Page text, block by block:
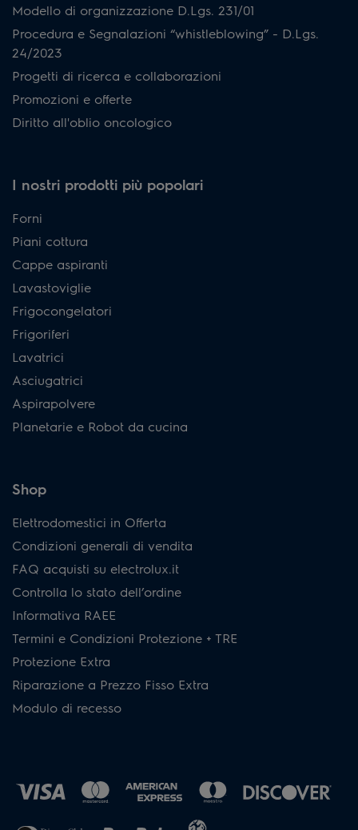
Modello di organizzazione D.Lgs. 231/01
Procedura e Segnalazioni “whistleblowing” - D.Lgs.
24/2023
Progetti di ricerca e collaborazioni
Promozioni e offerte
Diritto all'oblio oncologico
I nostri prodotti più popolari
Forni
Piani cottura
Cappe aspiranti
Lavastoviglie
Frigocongelatori
Frigoriferi
Lavatrici
Asciugatrici
Aspirapolvere
Planetarie e Robot da cucina
Shop
Elettrodomestici in Offerta
Condizioni generali di vendita
FAQ acquisti su electrolux.it
Controlla lo stato dell’ordine
Informativa RAEE
Termini e Condizioni Protezione + TRE
Protezione Extra
Riparazione a Prezzo Fisso Extra
Modulo di recesso